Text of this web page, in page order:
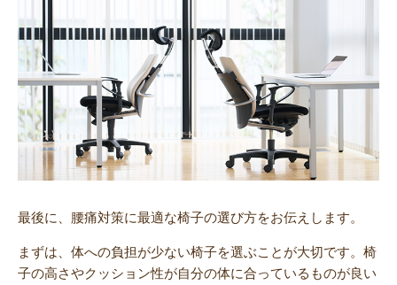
最後に、腰痛対策に最適な椅子の選び方をお伝えします。
まずは、体への負担が少ない椅子を選ぶことが大切です。椅
子の高さやクッション性が自分の体に合っているものが良い